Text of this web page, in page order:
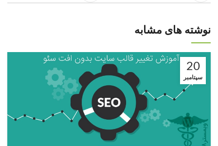
نوشته های مشابه
20
سپتامبر